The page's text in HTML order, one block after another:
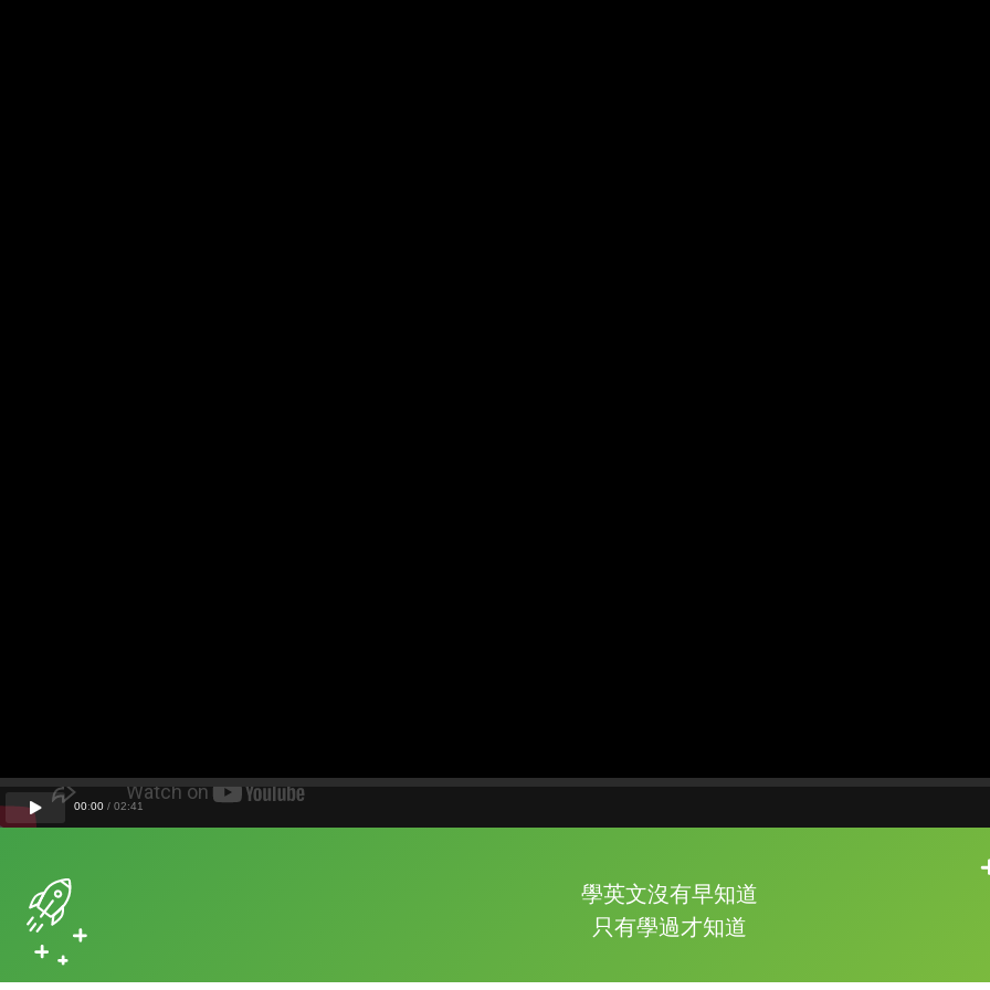
學英文沒有早知道
只有學過才知道
的品牌故事
00:00 / 02:41